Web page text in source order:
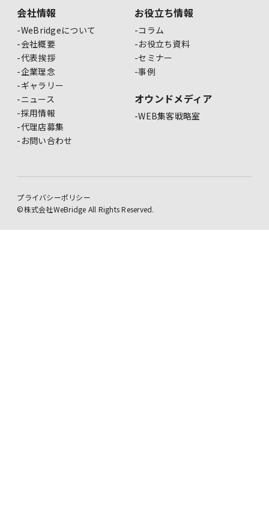
会社情報
WeBridgeについて
会社概要
代表挨拶
企業理念
ギャラリー
ニュース
採用情報
代理店募集
お問い合わせ
お役立ち情報
コラム
お役立ち資料
セミナー
事例
オウンドメディア
WEB集客戦略室
プライバシーポリシー
©株式会社WeBridge All Rights Reserved.